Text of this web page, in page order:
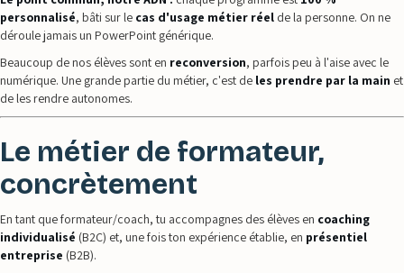
personnalisé, bâti sur le cas d'usage métier réel de la personne. On ne
déroule jamais un PowerPoint générique.
Beaucoup de nos élèves sont en reconversion, parfois peu à l'aise avec le
numérique. Une grande partie du métier, c'est de les prendre par la main et
de les rendre autonomes.
Le métier de formateur,
concrètement
En tant que formateur/coach, tu accompagnes des élèves en coaching
individualisé (B2C) et, une fois ton expérience établie, en présentiel
entreprise (B2B).